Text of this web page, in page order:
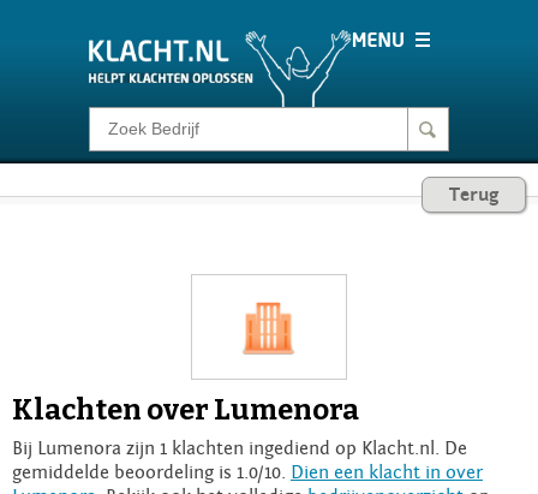
Klacht melden
Login
Terug
Klachten over Lumenora
Bij Lumenora zijn 1 klachten ingediend op Klacht.nl. De
gemiddelde beoordeling is 1.0/10. Dien een klacht in over